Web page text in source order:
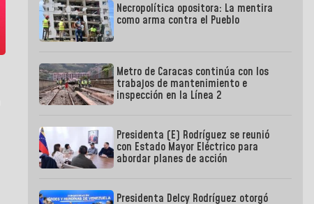
Necropolítica opositora: La mentira
como arma contra el Pueblo
Metro de Caracas continúa con los
trabajos de mantenimiento e
inspección en la Línea 2
Presidenta (E) Rodríguez se reunió
con Estado Mayor Eléctrico para
abordar planes de acción
Presidenta Delcy Rodríguez otorgó